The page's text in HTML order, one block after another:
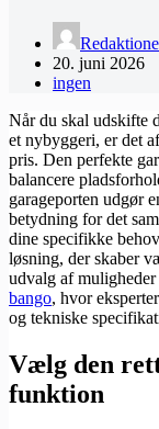
20. juni 2026
ingen
Når du skal udskifte
et nybyggeri, er det
pris. Den perfekte
balancere
garageporten udgør
betydning for det
dine specifikke
løsning, der skaber
udvalg af
bango, hvor
og tekniske
Vælg den
funktion